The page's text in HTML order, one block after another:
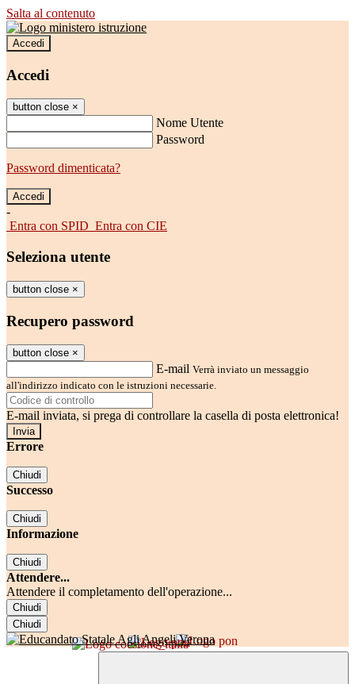
Salta al contenuto
Accedi
Accedi
button close ×
Nome Utente
Password
Password dimenticata?
-
Entra con SPID Entra con CIE
Seleziona utente
button close ×
Recupero password
button close ×
E-mail Verrà inviato un messaggio
all'indirizzo indicato con le istruzioni necessarie.
E-mail inviata, si prega di controllare la casella di posta elettronica!
Errore
Chiudi
Successo
Chiudi
Informazione
Chiudi
Attendere...
Attendere il completamento dell'operazione...
Chiudi
Chiudi